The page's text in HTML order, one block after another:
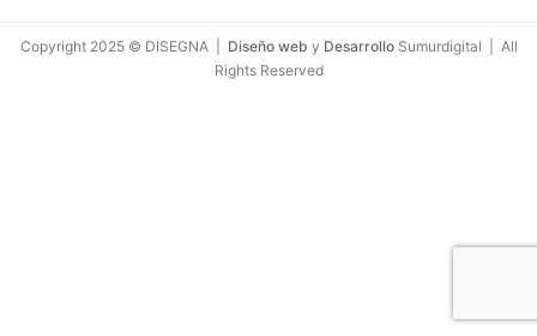
Copyright 2025 © DISEGNA | Diseño web y DesarrolloSumurdigital | All
Rights Reserved